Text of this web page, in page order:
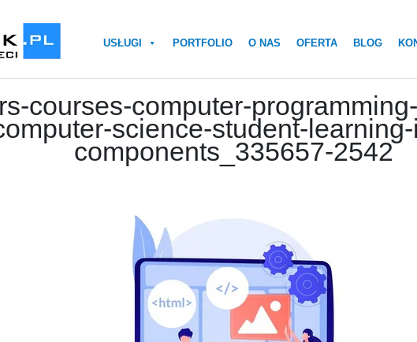
USŁUGI PORTFOLIO O NAS OFERTA BLOG
courses-computer-
science-student-
components_335657-2542